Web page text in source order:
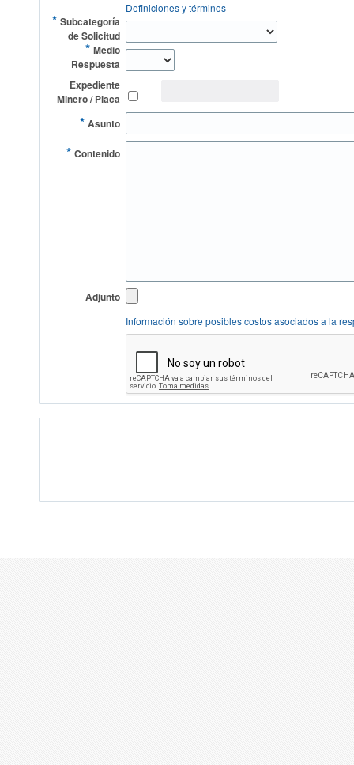
Definiciones y términos
* Subcategoría
de Solicitud
* Medio
Respuesta
Expediente
Minero / Placa
* Asunto
* Contenido
Adjunto
Información sobre posibles costos asociados a la